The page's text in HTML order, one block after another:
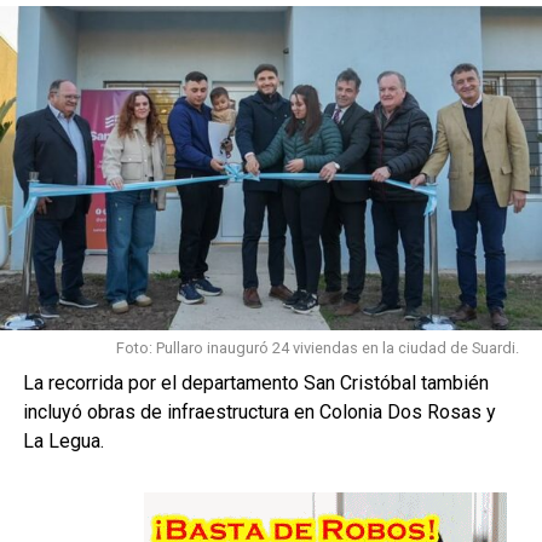
SIGUIENTE
Sunchales recibirá $613 millones de recursos
provinciales para obras y equipamiento en 2026
NO TE PIERDAS
Milei desembarca en Jesús María: será su primera
salida al interior del país en 2026
Foto: Pullaro inauguró 24 viviendas en la ciudad de Suardi.
La recorrida por el departamento San Cristóbal también
incluyó obras de infraestructura en Colonia Dos Rosas y
La Legua.